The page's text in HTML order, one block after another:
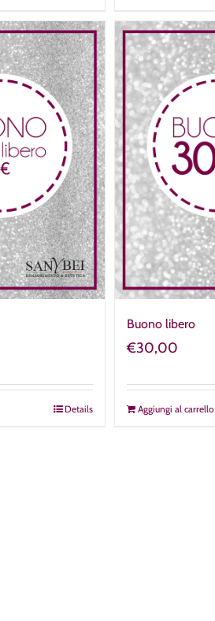
Details
Buono libero
€30,00
Aggiungi al carrello